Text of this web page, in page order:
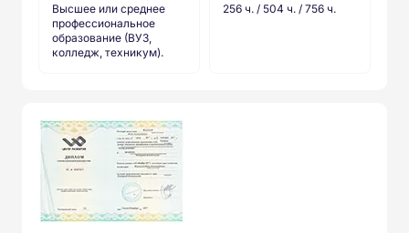
Высшее или среднее
профессиональное
образование (ВУЗ,
колледж, техникум).
256 ч. / 504 ч. / 756 ч.